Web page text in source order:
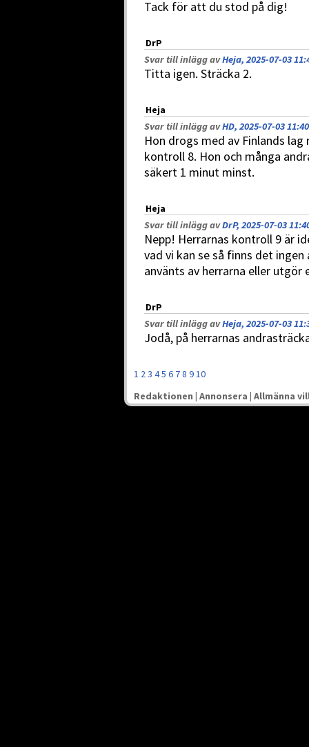
Tack för att du stod på dig!
DrP
Svar till inlägg avHeja, 2025-07-03
Titta igen. Sträcka 2.
Heja
Svar till inlägg avHD, 2025-07-03 11:40
Hon drogs med av Finlands
kontroll 8. Hon och många
säkert 1 minut minst.
Heja
Svar till inlägg avDrP, 2025-07-03
Nepp! Herrarnas kontroll 9 är
vad vi kan se så finns det
använts av herrarna eller utgör
DrP
Svar till inlägg avHeja, 2025-07-03
Jodå, på herrarnas
1 23 45 6 78 910
Redaktionen | Annonsera | Allmänna